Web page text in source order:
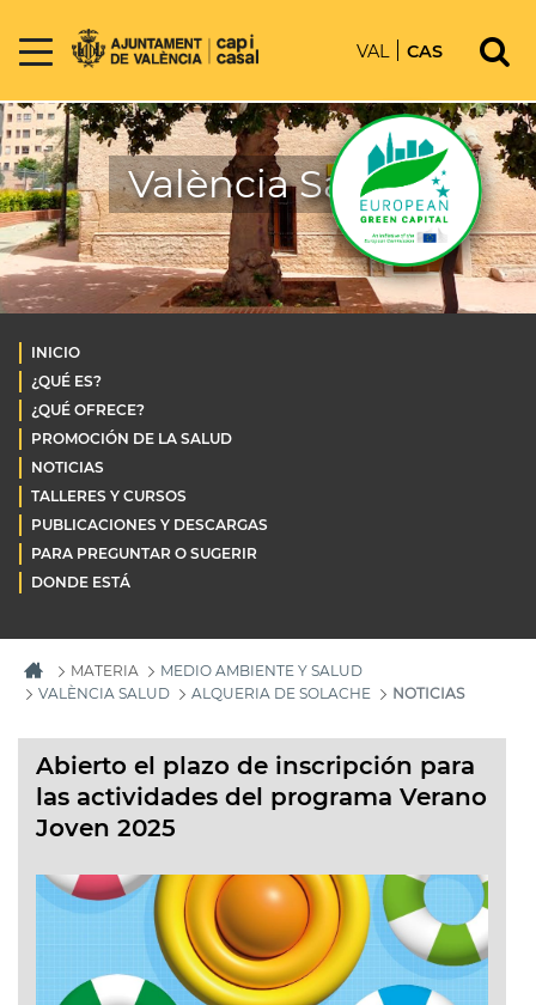
VAL CAS
València Salud
INICIO
¿QUÉ ES?
¿QUÉ OFRECE?
PROMOCIÓN DE LA SALUD
NOTICIAS
TALLERES Y CURSOS
PUBLICACIONES Y DESCARGAS
PARA PREGUNTAR O SUGERIR
DONDE ESTÁ
MATERIA
MEDIO AMBIENTE Y SALUD
VALÈNCIA SALUD
ALQUERIA DE SOLACHE NOTICIAS
Abierto el plazo de inscripción para
las actividades del programa Verano
Joven 2025